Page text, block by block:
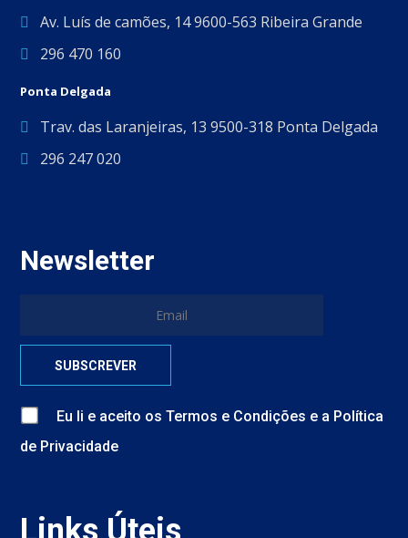
Av. Luís de camões, 14 9600-563 Ribeira Grande
296 470 160
Ponta Delgada
Trav. das Laranjeiras, 13 9500-318 Ponta Delgada
296 247 020
Newsletter
Eu li e aceito osTermos e Condições e a Política
de Privacidade